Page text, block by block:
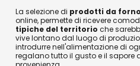
La selezione di prodotti da
online, permette di ricevere
tipiche del territorioche
vive lontano dal luogo di
introdurre nell'alimentazione di
regalano tutto il gusto e il sapore